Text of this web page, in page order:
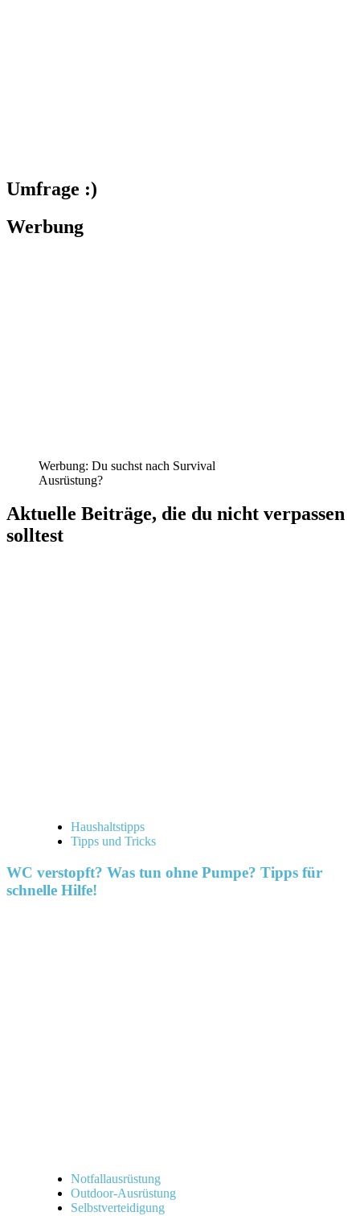
Umfrage :)
Werbung
Werbung: Du suchst nach Survival
Ausrüstung?
Aktuelle Beiträge, die du nicht verpassen
solltest
Haushaltstipps
Tipps und Tricks
WC verstopft? Was tun ohne Pumpe? Tipps für
schnelle Hilfe!
Notfallausrüstung
Outdoor-Ausrüstung
Selbstverteidigung